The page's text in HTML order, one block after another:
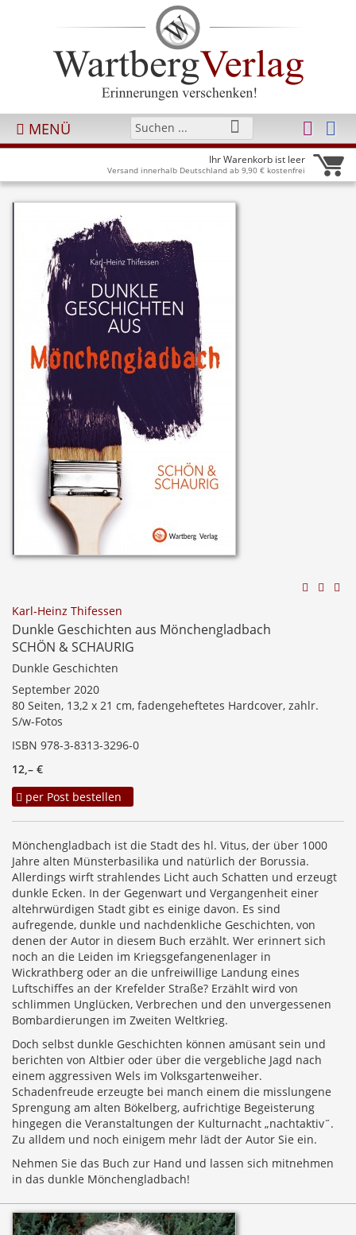
MENÜ
Ihr Warenkorb ist leer
Versand innerhalb Deutschland ab 9,90 € kostenfrei
Karl-Heinz Thifessen
Dunkle Geschichten aus Mönchengladbach
SCHÖN & SCHAURIG
Dunkle Geschichten
September 2020
80 Seiten, 13,2 x 21 cm, fadengeheftetes Hardcover, zahlr.
S/w-Fotos
ISBN 978-3-8313-3296-0
12,– €
per Post bestellen
Mönchengladbach ist die Stadt des hl. Vitus, der über 1000
Jahre alten Münsterbasilika und natürlich der Borussia.
Allerdings wirft strahlendes Licht auch Schatten und erzeugt
dunkle Ecken. In der Gegenwart und Vergangenheit einer
altehrwürdigen Stadt gibt es einige davon. Es sind
aufregende, dunkle und nachdenkliche Geschichten, von
denen der Autor in diesem Buch erzählt. Wer erinnert sich
noch an die Leiden im Kriegsgefangenenlager in
Wickrathberg oder an die unfreiwillige Landung eines
Luftschiffes an der Krefelder Straße? Erzählt wird von
schlimmen Unglücken, Verbrechen und den unvergessenen
Bombardierungen im Zweiten Weltkrieg.
Doch selbst dunkle Geschichten können amüsant sein und
berichten von Altbier oder über die vergebliche Jagd nach
einem aggressiven Wels im Volksgartenweiher.
Schadenfreude erzeugte bei manch einem die misslungene
Sprengung am alten Bökelberg, aufrichtige Begeisterung
hingegen die Veranstaltungen der Kulturnacht „nachtaktiv˝.
Zu alldem und noch einigem mehr lädt der Autor Sie ein.
Nehmen Sie das Buch zur Hand und lassen sich mitnehmen
in das dunkle Mönchengladbach!